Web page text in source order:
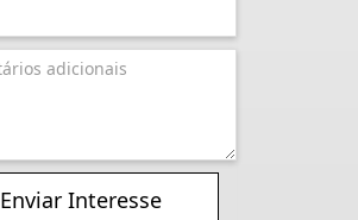
Enviar Interesse